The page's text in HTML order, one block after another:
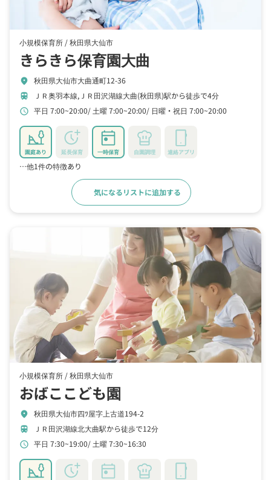
小規模保育所 /秋田県大仙市
きらきら保育園大曲
location_on 秋田県大仙市大曲通町12-36
train ＪＲ奥羽本線,ＪＲ田沢湖線大曲(秋田県)駅から徒歩で4分
schedule 平日 7:00~20:00 土曜 7:00~20:00 日曜・祝日 7:00~20:00
園庭あり 延長保育 一時保育 自園調理 連絡アプリ
…他1件の特徴あり
気になるリストに追加する
小規模保育所 /秋田県大仙市
おばここども園
location_on 秋田県大仙市四ﾂ屋字上古道194-2
train ＪＲ田沢湖線北大曲駅から徒歩で12分
schedule 平日 7:30~19:00 土曜 7:30~16:30